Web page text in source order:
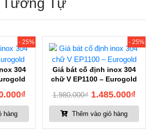
Tự
- 25%
304
₫
hàng
- 25%
Giá bát cố định inox 304
chữ V EP1100 – Eurogold
1.980.000₫ 1.485.000₫
Thêm vào giỏ hàng